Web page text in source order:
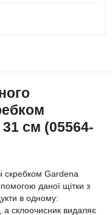
см (05564-
скребком Gardena
даної щітки з
в одному:
а склоочисник видаляє